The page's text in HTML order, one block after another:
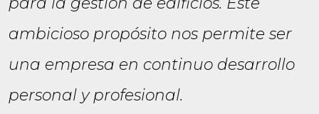
ambicioso propósito nos permite ser
una empresa en continuo desarrollo
personal y profesional.